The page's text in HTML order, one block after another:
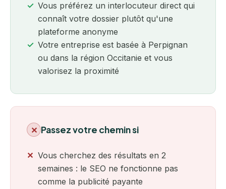
Vous préférez un interlocuteur direct qui
connaît votre dossier plutôt qu'une
plateforme anonyme
Votre entreprise est basée à Perpignan
ou dans la région Occitanie et vous
valorisez la proximité
✕ Passez votre chemin si
Vous cherchez des résultats en 2
semaines : le SEO ne fonctionne pas
comme la publicité payante